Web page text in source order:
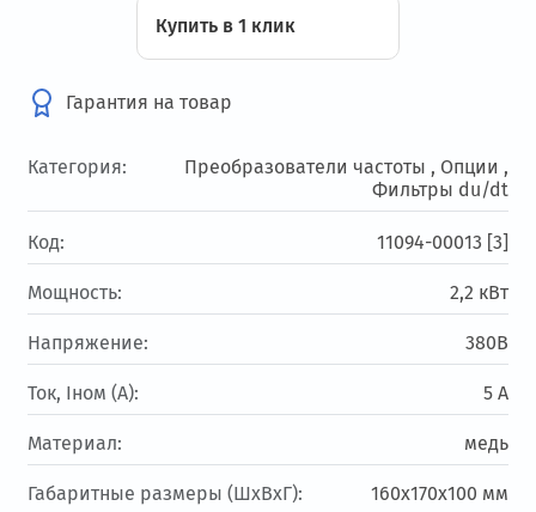
Купить в 1 клик
Гарантия на товар
Категория: Преобразователи частоты , Опции ,
Фильтры du/dt
Код: 11094-00013 [3]
Мощность: 2,2 кВт
Напряжение: 380В
Ток, Iном (А): 5 А
Материал: медь
Габаритные размеры (ШхВхГ): 160х170х100 мм